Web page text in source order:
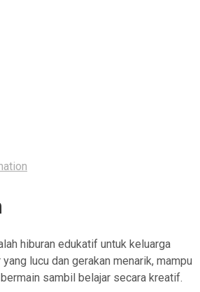
hiburan edukatif untuk keluarga
lucu dan gerakan menarik, mampu
sambil belajar secara kreatif.